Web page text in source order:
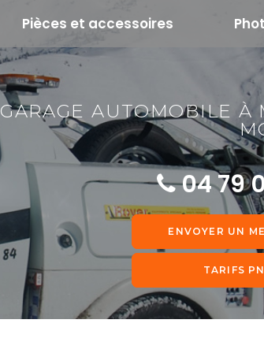
Pièces et accessoires
GARAGE AUTOMOBILE À
04 79
ENVOYER UN
TARIFS